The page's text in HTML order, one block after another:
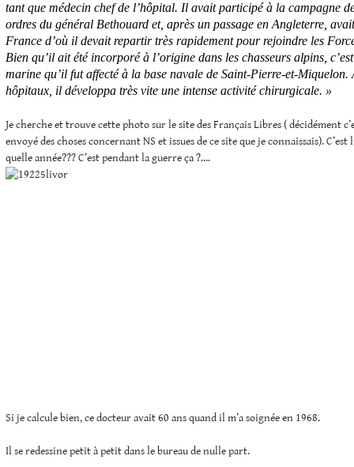
tant que médecin chef de l’hôpital. Il avait participé à la campagne
ordres du général Bethouard et, après un passage en Angleterre,
France d’où il devait repartir très rapidement pour rejoindre les
Bien qu’il ait été incorporé à l’origine dans les chasseurs alpins,
marine qu’il fut affecté à la base navale de Saint-Pierre-et-Miquelon.
hôpitaux, il développa très vite une intense activité chirurgicale. »
Je cherche et trouve cette photo sur le site des Français Libres ( décidément
envoyé des choses concernant NS et issues de ce site que je connaissais).
quelle année??? C’est pendant la guerre ça ?….
Si je calcule bien, ce docteur avait 60 ans quand il m’a soignée en 1968.
Il se redessine petit à petit dans le bureau de nulle part.